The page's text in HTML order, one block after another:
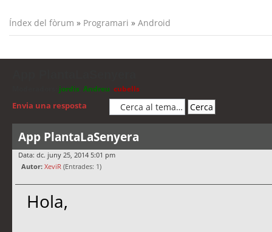
Índex del fòrum » Programari » Android
jordis Andreu cubells
Envia una resposta
App PlantaLaSenyera
Data: dc. juny 25, 2014 5:01 pm
Autor: XeviR (Entrades: 1)
Hola,